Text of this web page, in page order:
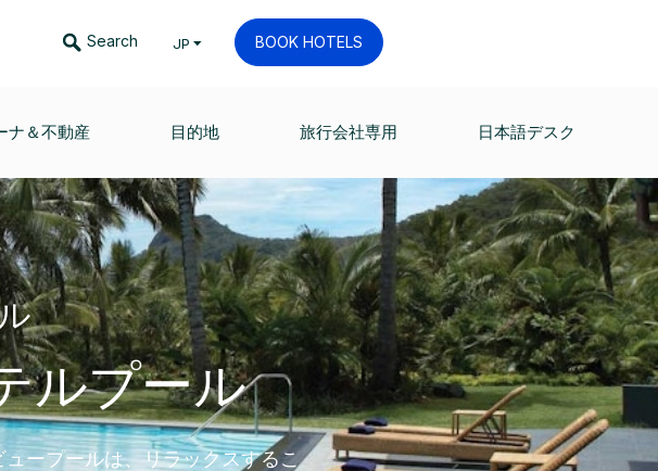
Search JP BOOK HOTELS
ナ＆不動産 目的地 旅行会社専用 日本語デスク
ルプール
ープールは、リラックスするこ